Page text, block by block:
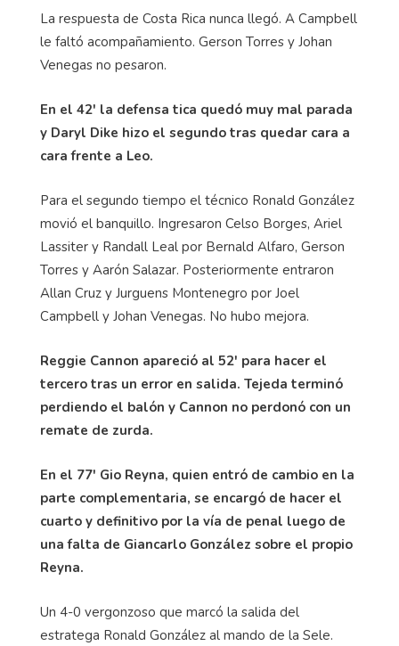
La respuesta de Costa Rica nunca llegó. A Campbell
le faltó acompañamiento. Gerson Torres y Johan
Venegas no pesaron.
En el 42' la defensa tica quedó muy mal parada
y Daryl Dike hizo el segundo tras quedar cara a
cara frente a Leo.
Para el segundo tiempo el técnico Ronald González
movió el banquillo. Ingresaron Celso Borges, Ariel
Lassiter y Randall Leal por Bernald Alfaro, Gerson
Torres y Aarón Salazar. Posteriormente entraron
Allan Cruz y Jurguens Montenegro por Joel
Campbell y Johan Venegas. No hubo mejora.
Reggie Cannon apareció al 52' para hacer el
tercero tras un error en salida. Tejeda terminó
perdiendo el balón y Cannon no perdonó con un
remate de zurda.
En el 77' Gio Reyna, quien entró de cambio en la
parte complementaria, se encargó de hacer el
cuarto y definitivo por la vía de penal luego de
una falta de Giancarlo González sobre el propio
Reyna.
Un 4-0 vergonzoso que marcó la salida del
estratega Ronald González al mando de la Sele.